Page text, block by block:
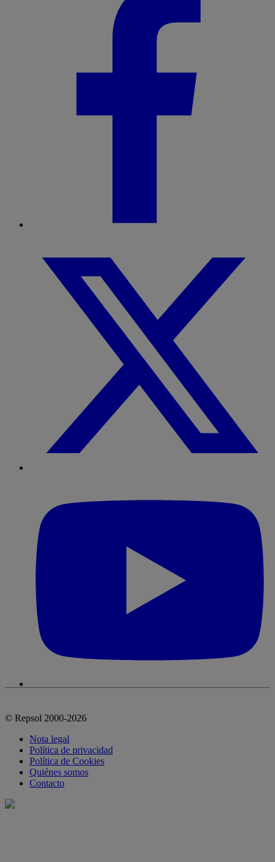
© Repsol 2000-2026
Nota legal
Política de privacidad
Política de Cookies
Quiénes somos
Contacto